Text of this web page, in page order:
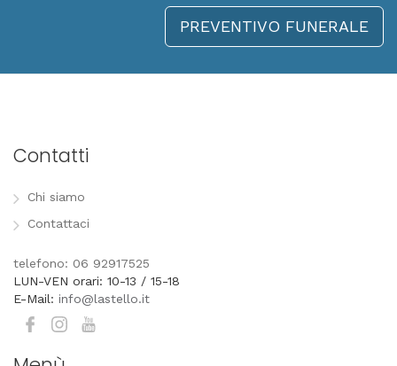
PREVENTIVO FUNERALE
Contatti
Chi siamo
Contattaci
telefono: 06 92917525
LUN-VEN orari: 10-13 / 15-18
E-Mail: info@lastello.it